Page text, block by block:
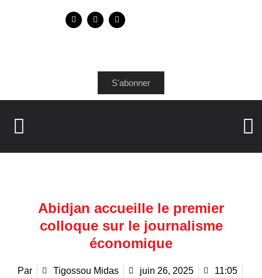
S'abonner
Abidjan accueille le premier
colloque sur le journalisme
économique
Par Tigossou Midas juin 26, 2025
11:05